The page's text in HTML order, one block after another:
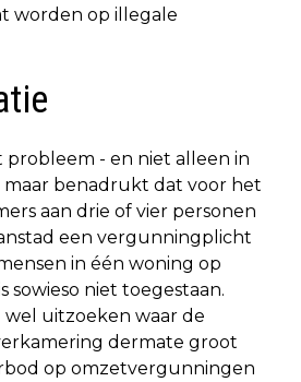
worden op illegale
- en niet alleen in
benadrukt dat voor het
aan drie of vier personen
een vergunningplicht
in één woning op
sowieso niet toegestaan.
wel uitzoeken waar de
dermate groot
op omzetvergunningen